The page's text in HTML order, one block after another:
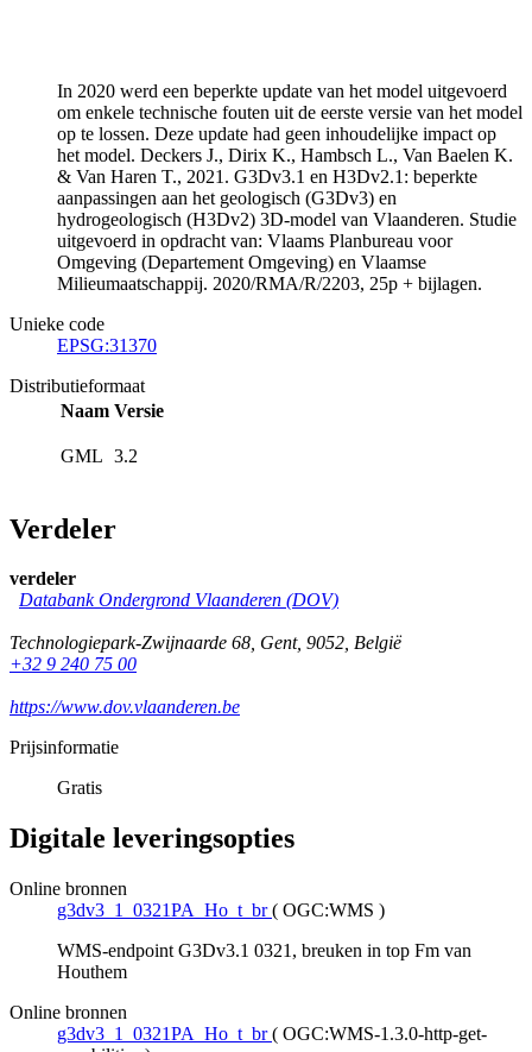
In 2020 werd een beperkte update van het model uitgevoerd
om enkele technische fouten uit de eerste versie van het model
op te lossen. Deze update had geen inhoudelijke impact op
het model. Deckers J., Dirix K., Hambsch L., Van Baelen K.
& Van Haren T., 2021. G3Dv3.1 en H3Dv2.1: beperkte
aanpassingen aan het geologisch (G3Dv3) en
hydrogeologisch (H3Dv2) 3D-model van Vlaanderen. Studie
uitgevoerd in opdracht van: Vlaams Planbureau voor
Omgeving (Departement Omgeving) en Vlaamse
Milieumaatschappij. 2020/RMA/R/2203, 25p + bijlagen.
Unieke code
EPSG:31370
Distributieformaat
Naam Versie
GML 3.2
Verdeler
verdeler
Databank Ondergrond Vlaanderen (DOV)
Technologiepark-Zwijnaarde 68, Gent, 9052, België
+32 9 240 75 00
https://www.dov.vlaanderen.be
Prijsinformatie
Gratis
Digitale leveringsopties
Online bronnen
g3dv3_1_0321PA_Ho_t_br ( OGC:WMS )
WMS-endpoint G3Dv3.1 0321, breuken in top Fm van
Houthem
Online bronnen
g3dv3_1_0321PA_Ho_t_br ( OGC:WMS-1.3.0-http-get-